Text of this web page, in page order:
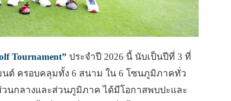
Tournament” ประจำปี 2026 นี้ นับเป็นปีที่ 3 ที่
ต์ ครอบคลุมทั้ง 6 สนาม ใน 6 โซนภูมิภาคทั่ว
นกลางและส่วนภูมิภาค ได้มีโอกาสพบปะและ